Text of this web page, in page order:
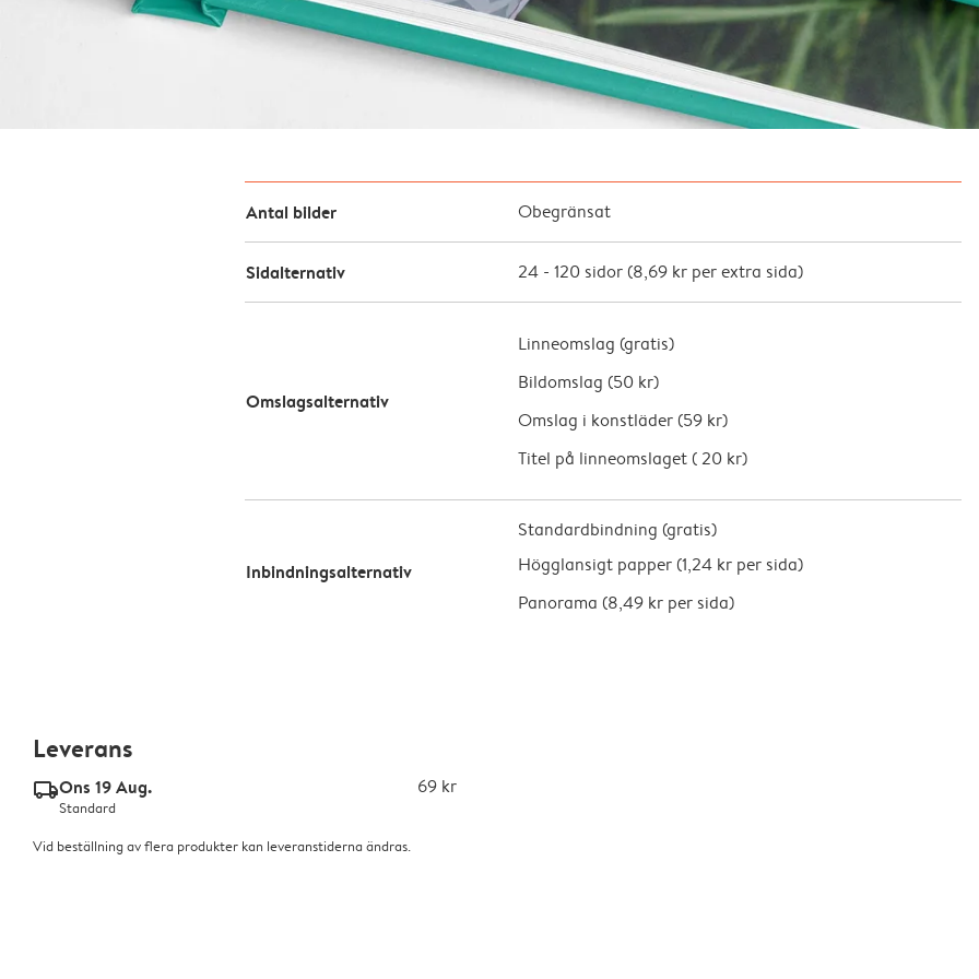
Antal bilder Obegränsat
Sidalternativ 24 - 120 sidor (8,69 kr per extra sida)
Omslagsalternativ
Linneomslag (gratis)
Bildomslag (50 kr)
Omslag i konstläder (59 kr)
Titel på linneomslaget ( 20 kr)
Inbindningsalternativ
Standardbindning (gratis)
Högglansigt papper (1,24 kr per sida)
Panorama (8,49 kr per sida)
Leverans
delivery_standard_v2Ons 19 Aug. 69 kr
Standard
Vid beställning av flera produkter kan leveranstiderna ändras.